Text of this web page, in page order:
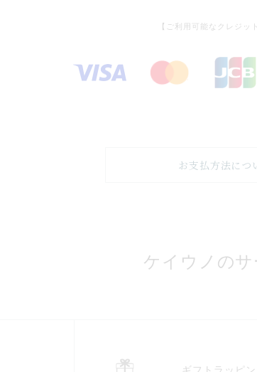
【ご利用可能なクレジッ
お支払方法につ
ケイウノのサ